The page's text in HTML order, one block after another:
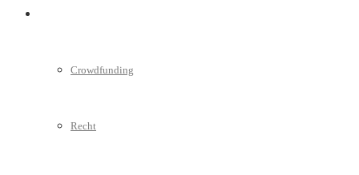
Crowdfunding
Recht